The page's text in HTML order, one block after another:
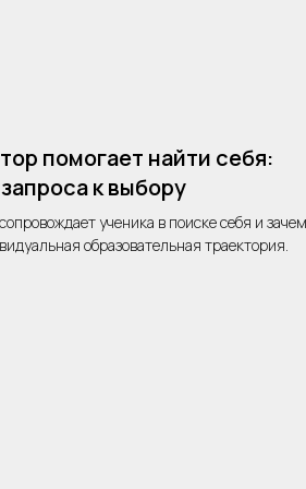
помогает найти себя:
к выбору
ученика в поиске себя и зачем
образовательная траектория.